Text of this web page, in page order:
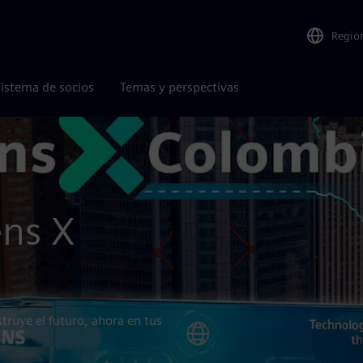
de socios Temas y perspectivas
X
el futuro, ahora en tus